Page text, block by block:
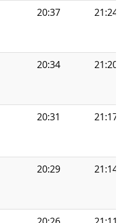
20:37 21:24
20:34 21:20
20:31 21:17
20:29 21:14